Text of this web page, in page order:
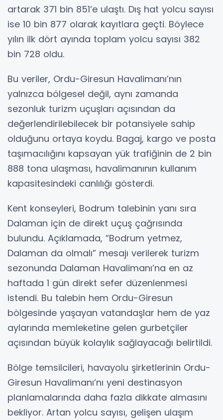
artarak 371 bin 851’e ulaştı. Dış hat yolcu sayısı
ise 10 bin 877 olarak kayıtlara geçti. Böylece
yılın ilk dört ayında toplam yolcu sayısı 382
bin 728 oldu.
Bu veriler, Ordu-Giresun Havalimanı’nın
yalnızca bölgesel değil, aynı zamanda
sezonluk turizm uçuşları açısından da
değerlendirilebilecek bir potansiyele sahip
olduğunu ortaya koydu. Bagaj, kargo ve posta
taşımacılığını kapsayan yük trafiğinin de 2 bin
888 tona ulaşması, havalimanının kullanım
kapasitesindeki canlılığı gösterdi.
Kent konseyleri, Bodrum talebinin yanı sıra
Dalaman için de direkt uçuş çağrısında
bulundu. Açıklamada, “Bodrum yetmez,
Dalaman da olmalı” mesajı verilerek turizm
sezonunda Dalaman Havalimanı’na en az
haftada 1 gün direkt sefer düzenlenmesi
istendi. Bu talebin hem Ordu-Giresun
bölgesinde yaşayan vatandaşlar hem de yaz
aylarında memleketine gelen gurbetçiler
açısından büyük kolaylık sağlayacağı belirtildi.
Bölge temsilcileri, havayolu şirketlerinin Ordu-
Giresun Havalimanı’nı yeni destinasyon
planlamalarında daha fazla dikkate almasını
bekliyor. Artan yolcu sayısı, gelişen ulaşım